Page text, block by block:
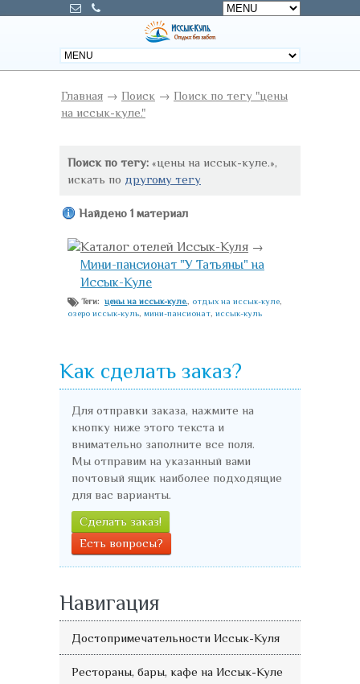
Главная → Поиск → Поиск по тегу "цены
на иссык-куле."
Поиск по тегу: «цены на иссык-куле.»,
искать по другому тегу
Найдено 1 материал
Каталог отелей Иссык-Куля →
Мини-пансионат "У Татьяны" на
Иссык-Куле
Теги: цены на иссык-куле. отдых на иссык-куле
озеро иссык-куль мини-пансионат иссык-куль
Как сделать заказ?
Для отправки заказа, нажмите на
кнопку ниже этого текста и
внимательно заполните все поля.
Мы отправим на указанный вами
почтовый ящик наиболее подходящие
для вас варианты.
Сделать заказ!
Есть вопросы?
Навигация
Достопримечательности Иссык-Куля
Рестораны, бары, кафе на Иссык-Куле